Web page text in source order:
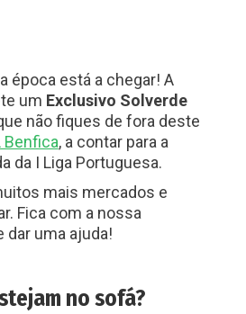
época está a chegar! A
um Exclusivo Solverde
não fiques de fora deste
Benfica, a contar para a
da I Liga Portuguesa.
mais mercados e
Fica com a nossa
dar uma ajuda!
no sofá?